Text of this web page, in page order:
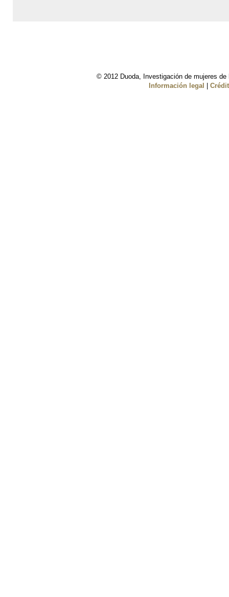
© 2012 Duoda, Investigación de mujeres
Información legal